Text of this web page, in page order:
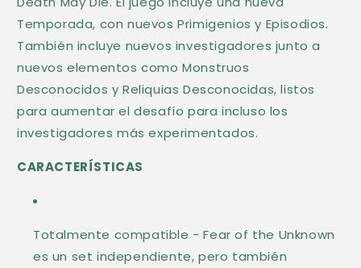
e
g
a
b
l
e
Temporada, con nuevos Primigenios y Episodios.
También incluye nuevos investigadores junto a
nuevos elementos como Monstruos
Desconocidos y Reliquias Desconocidas, listos
para aumentar el desafío para incluso los
investigadores más experimentados.
CARACTERÍSTICAS
Totalmente compatible - Fear of the Unknown
es un set independiente, pero también